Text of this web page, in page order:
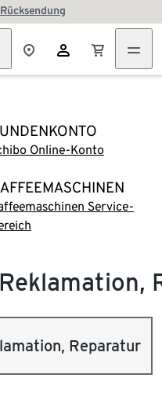
Online-Konto
Service-
Reklamation,